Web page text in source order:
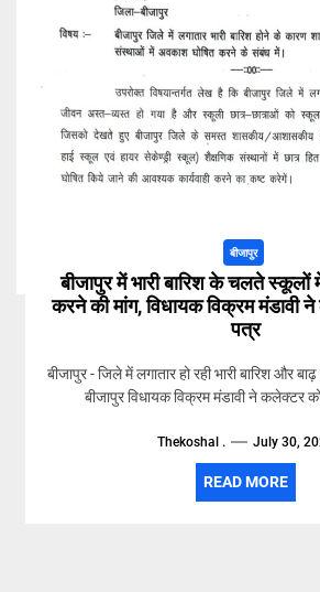
बीजापुर
बीजापुर में भारी बारिश के चलते
करने की मांग, विधायक विक्रम मंडावी
पत्र
बीजापुर - जिले में लगातार हो रही भारी बारिश और
बीजापुर विधायक विक्रम मंडावी ने कलेक्टर
Thekoshal . July 30,
READ MORE